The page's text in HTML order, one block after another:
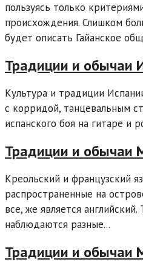
пользуясь только
происхождения. Слишком
будет описать Гайанское
Традиции и обычаи
Культура и традиции
с корридой, танцевальным
испанского боя на гитаре и
Традиции и обычаи
Креольский и французский
распространенные на
все, же является английский.
наблюдаются разные...
Традиции и обычаи